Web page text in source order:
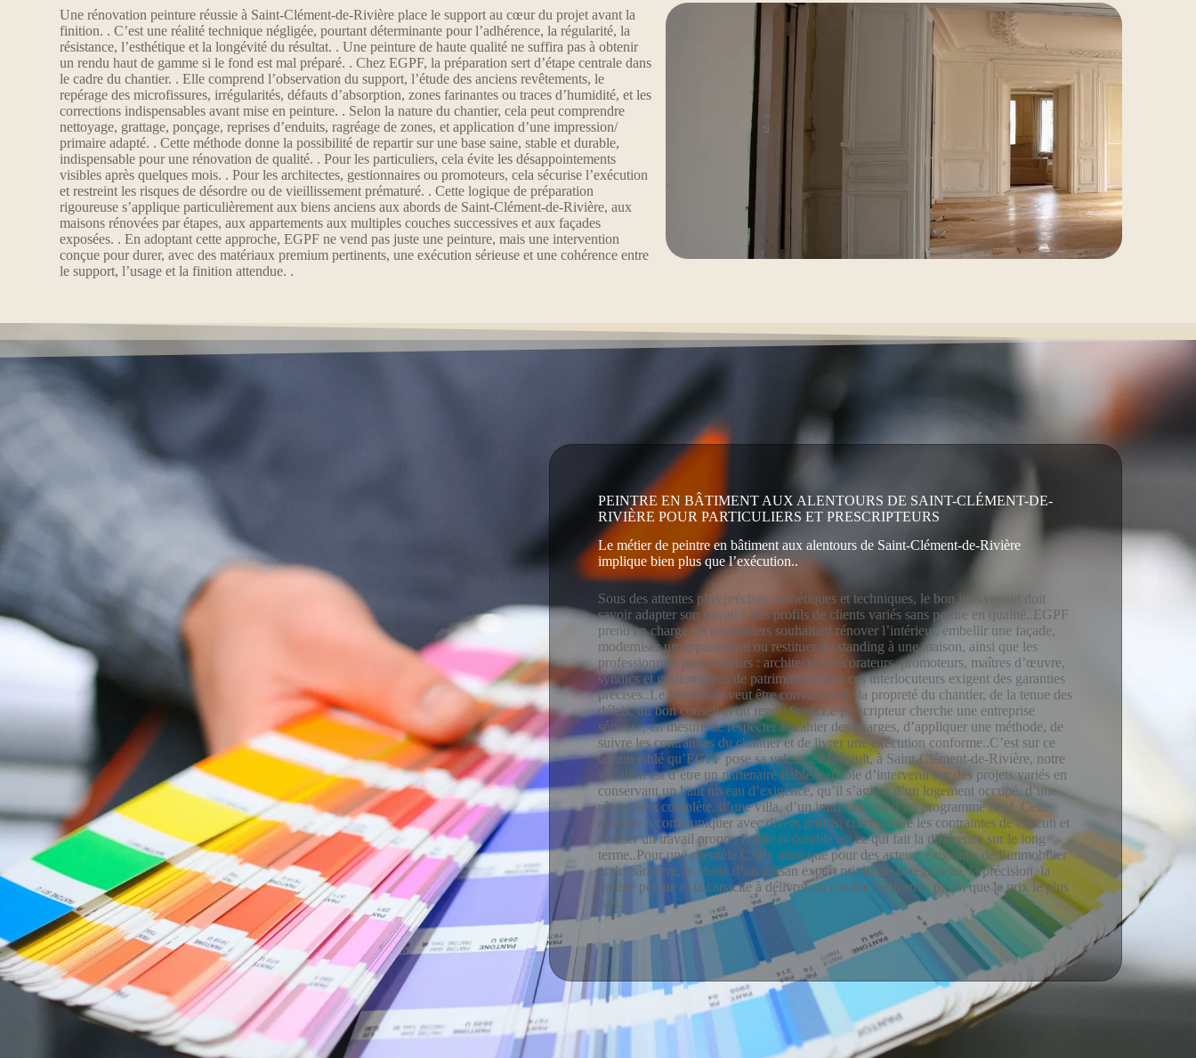
Une rénovation peinture réussie à Saint-Clément-de-Rivière place le support au cœur du projet avant la
finition. . C’est une réalité technique négligée, pourtant déterminante pour l’adhérence, la régularité, la
résistance, l’esthétique et la longévité du résultat. . Une peinture de haute qualité ne suffira pas à obtenir
un rendu haut de gamme si le fond est mal préparé. . Chez EGPF, la préparation sert d’étape centrale dans
le cadre du chantier. . Elle comprend l’observation du support, l’étude des anciens revêtements, le
repérage des microfissures, irrégularités, défauts d’absorption, zones farinantes ou traces d’humidité, et les
corrections indispensables avant mise en peinture. . Selon la nature du chantier, cela peut comprendre
nettoyage, grattage, ponçage, reprises d’enduits, ragréage de zones, et application d’une impression/
primaire adapté. . Cette méthode donne la possibilité de repartir sur une base saine, stable et durable,
indispensable pour une rénovation de qualité. . Pour les particuliers, cela évite les désappointements
visibles après quelques mois. . Pour les architectes, gestionnaires ou promoteurs, cela sécurise l’exécution
et restreint les risques de désordre ou de vieillissement prématuré. . Cette logique de préparation
rigoureuse s’applique particulièrement aux biens anciens aux abords de Saint-Clément-de-Rivière, aux
maisons rénovées par étapes, aux appartements aux multiples couches successives et aux façades
exposées. . En adoptant cette approche, EGPF ne vend pas juste une peinture, mais une intervention
conçue pour durer, avec des matériaux premium pertinents, une exécution sérieuse et une cohérence entre
le support, l’usage et la finition attendue. .
PEINTRE EN BÂTIMENT AUX ALENTOURS DE SAINT-CLÉMENT-DE-
RIVIÈRE POUR PARTICULIERS ET PRESCRIPTEURS
Le métier de peintre en bâtiment aux alentours de Saint-Clément-de-Rivière
implique bien plus que l’exécution..
Sous des attentes plus précises, esthétiques et techniques, le bon intervenant doit
savoir adapter son travail à des profils de clients variés sans perdre en qualité..EGPF
prend en charge les particuliers souhaitant rénover l’intérieur, embellir une façade,
moderniser un appartement ou restituer du standing à une maison, ainsi que les
professionnels prescripteurs : architectes, décorateurs, promoteurs, maîtres d’œuvre,
syndics et gestionnaires de patrimoine..Tous ces interlocuteurs exigent des garanties
précises..Le particulier veut être convaincu de la propreté du chantier, de la tenue des
délais, du bon conseil et du rendu final..Le prescripteur cherche une entreprise
sérieuse, en mesure de respecter le cahier des charges, d’appliquer une méthode, de
suivre les contraintes du chantier et de livrer une exécution conforme..C’est sur ce
terrain ciblé qu’EGPF pose sa valeur..en Hérault, à Saint-Clément-de-Rivière, notre
vocation est d’être un partenaire fiable, capable d’intervenir sur des projets variés en
conservant un haut niveau d’exigence, qu’il s’agisse d’un logement occupé, d’une
rénovation complète, d’une villa, d’un immeuble ou d’un programme neuf..Cette
aptitude à communiquer avec divers profils, comprendre les contraintes de chacun et
réaliser un travail propre, lisible et durable est ce qui fait la différence sur le long
terme..Pour une clientèle CSP+ ainsi que pour des acteurs exigeants de l’immobilier
et du bâtiment, le choix d’un artisan expert privilégie la régularité, la précision, la
qualité perçue et la capacité à délivrer un résultat conforme, plutôt que le prix le plus
bas..